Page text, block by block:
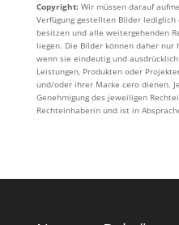
Copyright: Wir müssen darauf
Verfügung gestellten Bilder
besitzen und alle weitergehenden
liegen. Die Bilder können daher
wenn sie eindeutig und
Leistungen, Produkten oder
und/oder ihrer Marke cero dienen.
Genehmigung des jeweiligen
Rechteinhaberin und ist in